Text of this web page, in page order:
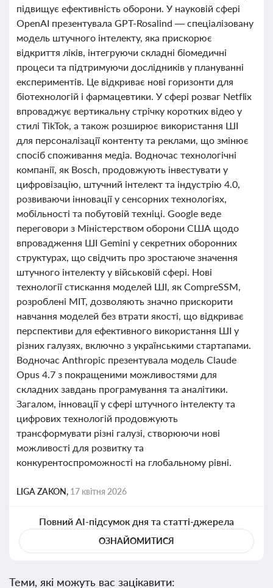
підвищує ефективність оборони. У науковій сфері
OpenAI презентувала GPT-Rosalind — спеціалізовану
модель штучного інтелекту, яка прискорює
відкриття ліків, інтегруючи складні біомедичні
процеси та підтримуючи дослідників у плануванні
експериментів. Це відкриває нові горизонти для
біотехнологій і фармацевтики. У сфері розваг Netflix
впроваджує вертикальну стрічку коротких відео у
стилі TikTok, а також розширює використання ШІ
для персоналізації контенту та реклами, що змінює
спосіб споживання медіа. Водночас технологічні
компанії, як Bosch, продовжують інвестувати у
цифровізацію, штучний інтелект та індустрію 4.0,
розвиваючи інновації у сенсорних технологіях,
мобільності та побутовій техніці. Google веде
переговори з Міністерством оборони США щодо
впровадження ШІ Gemini у секретних оборонних
структурах, що свідчить про зростаюче значення
штучного інтелекту у військовій сфері. Нові
технології стискання моделей ШІ, як CompreSSM,
розроблені MIT, дозволяють значно прискорити
навчання моделей без втрати якості, що відкриває
перспективи для ефективного використання ШІ у
різних галузях, включно з українськими стартапами.
Водночас Anthropic презентувала модель Claude
Opus 4.7 з покращеними можливостями для
складних завдань програмування та аналітики.
Загалом, інновації у сфері штучного інтелекту та
цифрових технологій продовжують
трансформувати різні галузі, створюючи нові
можливості для розвитку та
конкурентоспроможності на глобальному рівні.
LIGA ZAKON, 17 квітня 2026
Повний AI-підсумок дня та статті-джерела
ОЗНАЙОМИТИСЯ
Теми, які можуть вас зацікавити: